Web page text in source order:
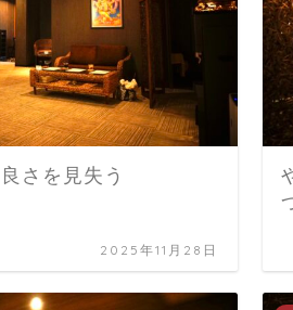
さを見失う
2025年11月28日